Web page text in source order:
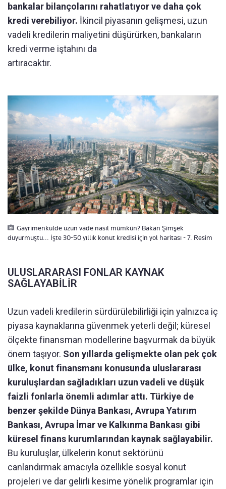
bankalar bilançolarını rahatlatıyor ve daha çok
kredi verebiliyor. İkincil piyasanın gelişmesi, uzun
vadeli kredilerin maliyetini düşürürken, bankaların
kredi verme iştahını da
artıracaktır.
Gayrimenkulde uzun vade nasıl mümkün? Bakan Şimşek
duyurmuştu... İşte 30-50 yıllık konut kredisi için yol haritası - 7. Resim
ULUSLARARASI FONLAR KAYNAK
SAĞLAYABİLİR
Uzun vadeli kredilerin sürdürülebilirliği için yalnızca iç
piyasa kaynaklarına güvenmek yeterli değil; küresel
ölçekte finansman modellerine başvurmak da büyük
önem taşıyor. Son yıllarda gelişmekte olan pek çok
ülke, konut finansmanı konusunda uluslararası
kuruluşlardan sağladıkları uzun vadeli ve düşük
faizli fonlarla önemli adımlar attı. Türkiye de
benzer şekilde Dünya Bankası, Avrupa Yatırım
Bankası, Avrupa İmar ve Kalkınma Bankası gibi
küresel finans kurumlarından kaynak sağlayabilir.
Bu kuruluşlar, ülkelerin konut sektörünü
canlandırmak amacıyla özellikle sosyal konut
projeleri ve dar gelirli kesime yönelik programlar için